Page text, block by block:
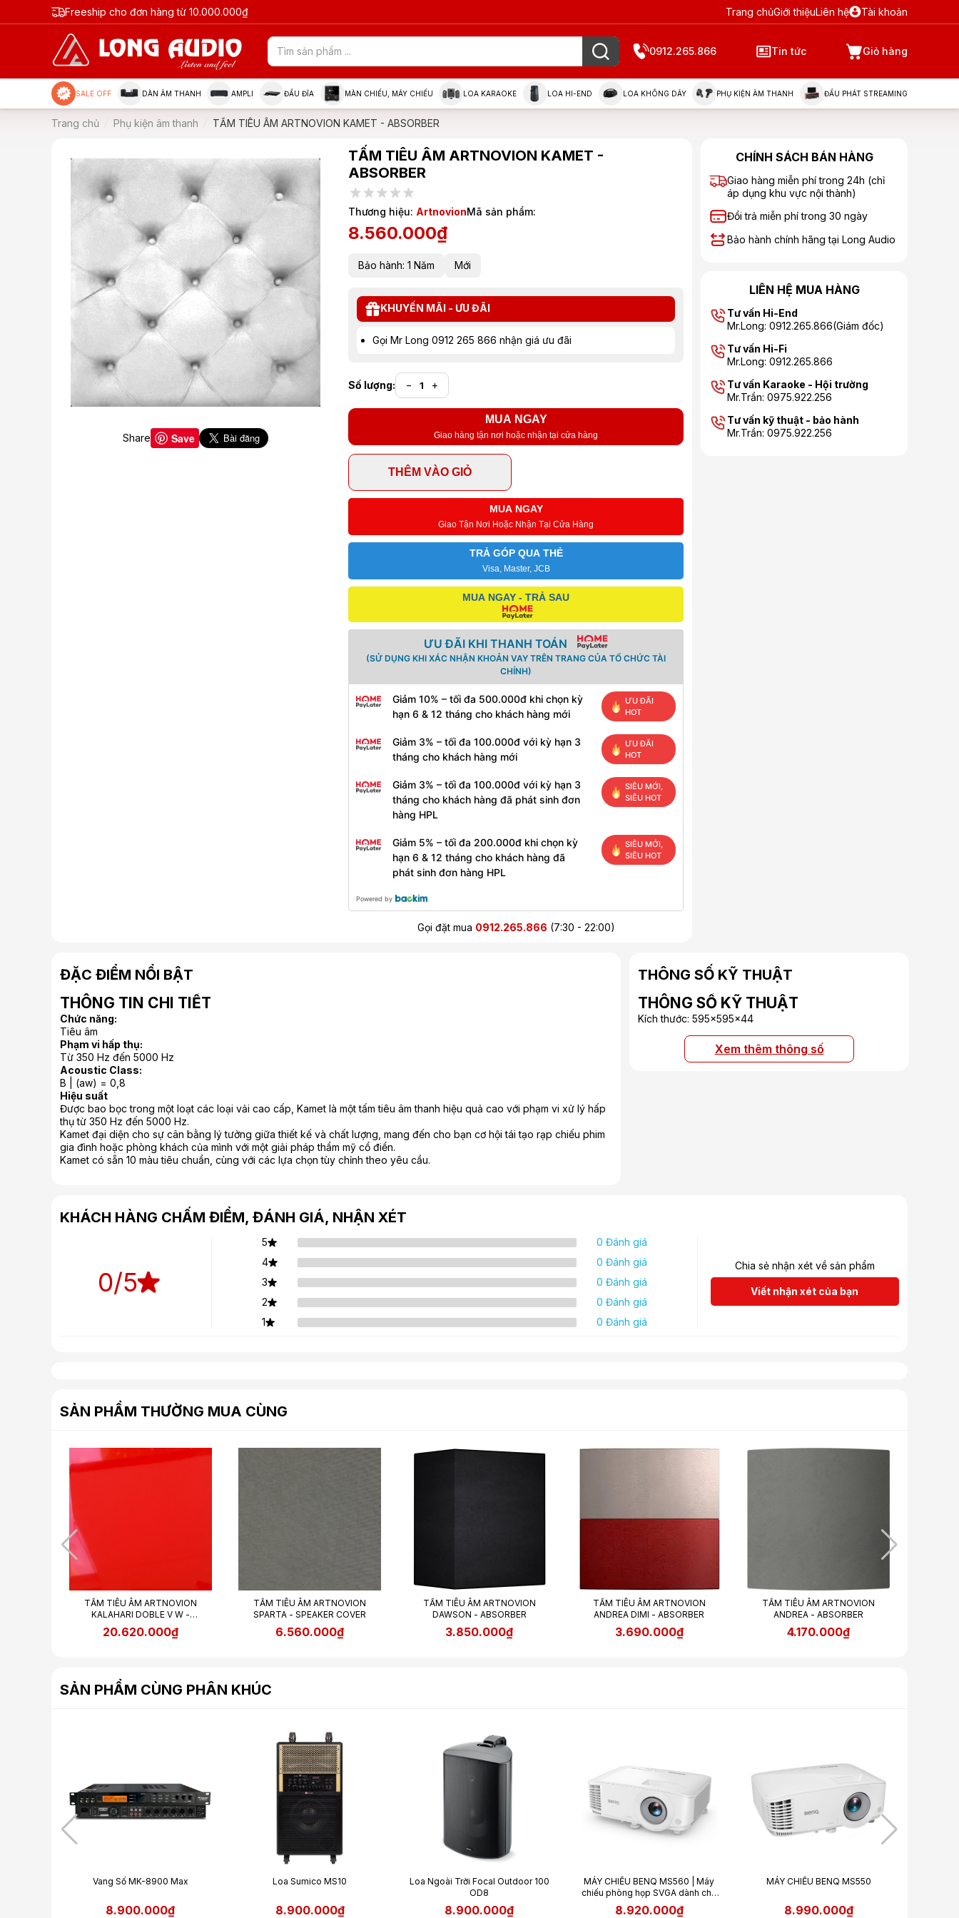
Freeship cho đơn hàng từ 10.000.000₫ Trang chủGiới thiệuLiên hệ Tài khoản
0912.265.866 Tin tức Giỏ hàng
SALE OFF DÀN ÂM THANH AMPLI ĐẦU ĐĨA MÀN CHIẾU, MÁY CHIẾU LOA KARAOKE LOA HI-END LOA KHÔNG DÂY PHỤ KIỆN ÂM THANH ĐẦU PHÁT STREAMING
Trang chủ Phụ kiện âm thanh TẤM TIÊU ÂM ARTNOVION KAMET - ABSORBER
Share Save
TẤM TIÊU ÂM ARTNOVION KAMET -
ABSORBER
Thương hiệu: ArtnovionMã sản phẩm:
8.560.000₫
Bảo hành: 1 Năm Mới
KHUYẾN MÃI - ƯU ĐÃI
Gọi Mr Long 0912 265 866 nhận giá ưu đãi
Số lượng: − +
MUA NGAY
Giao hàng tận nơi hoặc nhận tại cửa hàng
THÊM VÀO GIỎ
MUA NGAY
Giao Tận Nơi Hoặc Nhận Tại Cửa Hàng
TRẢ GÓP QUA THẺ
Visa, Master, JCB
MUA NGAY - TRẢ SAU
ƯU ĐÃI KHI THANH TOÁN
(SỬ DỤNG KHI XÁC NHẬN KHOẢN VAY TRÊN TRANG CỦA TỔ CHỨC TÀI
CHÍNH)
Giảm 10% – tối đa 500.000đ khi chọn kỳ
hạn 6 & 12 tháng cho khách hàng mới
ƯU ĐÃI
HOT
Giảm 3% – tối đa 100.000đ với kỳ hạn 3
tháng cho khách hàng mới
ƯU ĐÃI
HOT
Giảm 3% – tối đa 100.000đ với kỳ hạn 3
tháng cho khách hàng đã phát sinh đơn
hàng HPL
SIÊU MỚI,
SIÊU HOT
Giảm 5% – tối đa 200.000đ khi chọn kỳ
hạn 6 & 12 tháng cho khách hàng đã
phát sinh đơn hàng HPL
SIÊU MỚI,
SIÊU HOT
Powered by
Gọi đặt mua 0912.265.866 (7:30 - 22:00)
CHÍNH SÁCH BÁN HÀNG
Giao hàng miễn phí trong 24h (chỉ
áp dụng khu vực nội thành)
Đổi trả miễn phí trong 30 ngày
Bảo hành chính hãng tại Long Audio
LIÊN HỆ MUA HÀNG
Tư vấn Hi-End
Mr.Long: 0912.265.866(Giám đốc)
Tư vấn Hi-Fi
Mr.Long: 0912.265.866
Tư vấn Karaoke - Hội trường
Mr.Trần: 0975.922.256
Tư vấn kỹ thuật - bảo hành
Mr.Trần: 0975.922.256
ĐẶC ĐIỂM NỔI BẬT
THÔNG TIN CHI TIẾT
Chức năng:
Tiêu âm
Phạm vi hấp thụ:
Từ 350 Hz đến 5000 Hz
Acoustic Class:
B | (aw) = 0,8
Hiệu suất
Được bao bọc trong một loạt các loại vải cao cấp, Kamet là một tấm tiêu âm thanh hiệu quả cao với phạm vi xử lý hấp
thụ từ 350 Hz đến 5000 Hz.
Kamet đại diện cho sự cân bằng lý tưởng giữa thiết kế và chất lượng, mang đến cho bạn cơ hội tái tạo rạp chiếu phim
gia đình hoặc phòng khách của mình với một giải pháp thẩm mỹ cổ điển.
Kamet có sẵn 10 màu tiêu chuẩn, cùng với các lựa chọn tùy chỉnh theo yêu cầu.
THÔNG SỐ KỸ THUẬT
THÔNG SỐ KỸ THUẬT
Kích thước: 595x595x44
Xem thêm thông số
KHÁCH HÀNG CHẤM ĐIỂM, ĐÁNH GIÁ, NHẬN XÉT
0/5
5
0 Đánh giá
4
0 Đánh giá
3
0 Đánh giá
2
0 Đánh giá
1
0 Đánh giá
Chia sẻ nhận xét về sản phẩm
Viết nhận xét của bạn
SẢN PHẨM THƯỜNG MUA CÙNG
TẤM TIÊU ÂM ARTNOVION
KALAHARI DOBLE V W -
ABSORBER
20.620.000₫
TẤM TIÊU ÂM ARTNOVION
SPARTA - SPEAKER COVER
6.560.000₫
TẤM TIÊU ÂM ARTNOVION
DAWSON - ABSORBER
3.850.000₫
TẤM TIÊU ÂM ARTNOVION
ANDREA DIMI - ABSORBER
3.690.000₫
TẤM TIÊU ÂM ARTNOVION
ANDREA - ABSORBER
4.170.000₫
SẢN PHẨM CÙNG PHÂN KHÚC
Vang Số MK-8900 Max
8.900.000₫
Loa Sumico MS10
8.900.000₫
Loa Ngoài Trời Focal Outdoor 100
OD8
8.900.000₫
MÁY CHIẾU BENQ MS560 | Máy
chiếu phòng họp SVGA dành cho
trình chiếu
8.920.000₫
MÁY CHIẾU BENQ MS550
8.990.000₫